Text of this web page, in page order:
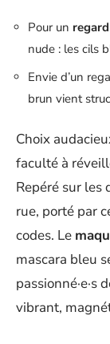
Pour un regard
nude : les cils
Envie d’un
brun vient
Choix
faculté à
Repéré sur les
rue, porté par
codes. Le
mascara bleu
vibrant,